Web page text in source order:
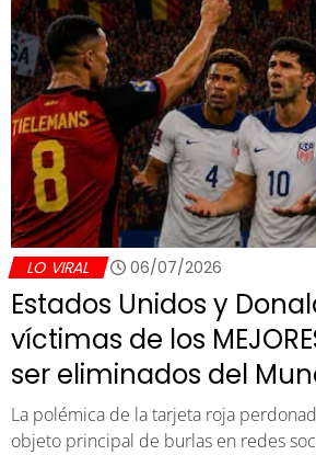
LO VIRAL 06/07/2026
Estados Unidos y
víctimas de los
ser eliminados del
La polémica de la tarjeta roja
objeto principal de burlas en redes